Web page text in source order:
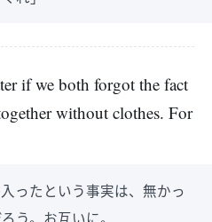
if we both forgot the fact
without clothes. For
ったという事実は、無かっ
う。お互いに。